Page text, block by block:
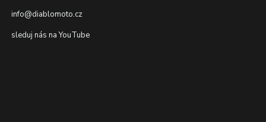
info@diablomoto.cz
sleduj nás na YouTube